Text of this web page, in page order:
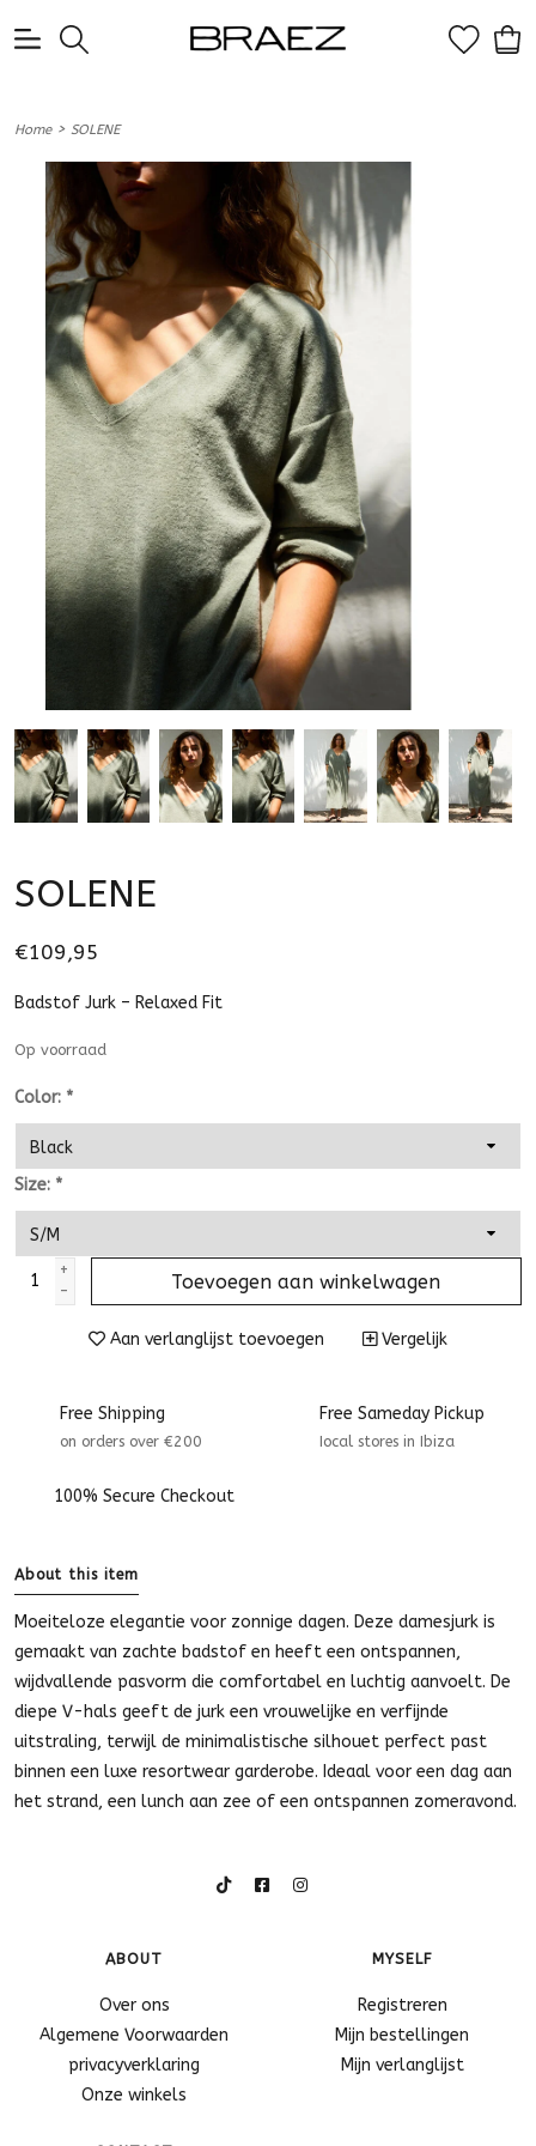
Home> SOLENE
SOLENE
€109,95
Badstof Jurk – Relaxed Fit
Op voorraad
Color: *
Size: *
+
-
Toevoegen aan winkelwagen
Aan verlanglijst toevoegen Vergelijk
Free Shipping
on orders over €200
Free Sameday Pickup
Iocal stores in Ibiza
100% Secure Checkout
About this item
Moeiteloze elegantie voor zonnige dagen. Deze damesjurk is
gemaakt van zachte badstof en heeft een ontspannen,
wijdvallende pasvorm die comfortabel en luchtig aanvoelt. De
diepe V-hals geeft de jurk een vrouwelijke en verfijnde
uitstraling, terwijl de minimalistische silhouet perfect past
binnen een luxe resortwear garderobe. Ideaal voor een dag aan
het strand, een lunch aan zee of een ontspannen zomeravond.
ABOUT
Over ons
Algemene Voorwaarden
privacyverklaring
Onze winkels
MYSELF
Registreren
Mijn bestellingen
Mijn verlanglijst